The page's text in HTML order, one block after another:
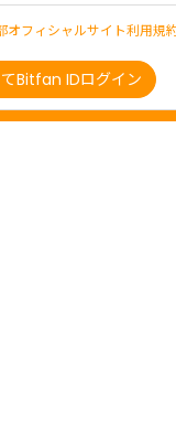
フィシャルサイト利用規
Bitfan IDログイン